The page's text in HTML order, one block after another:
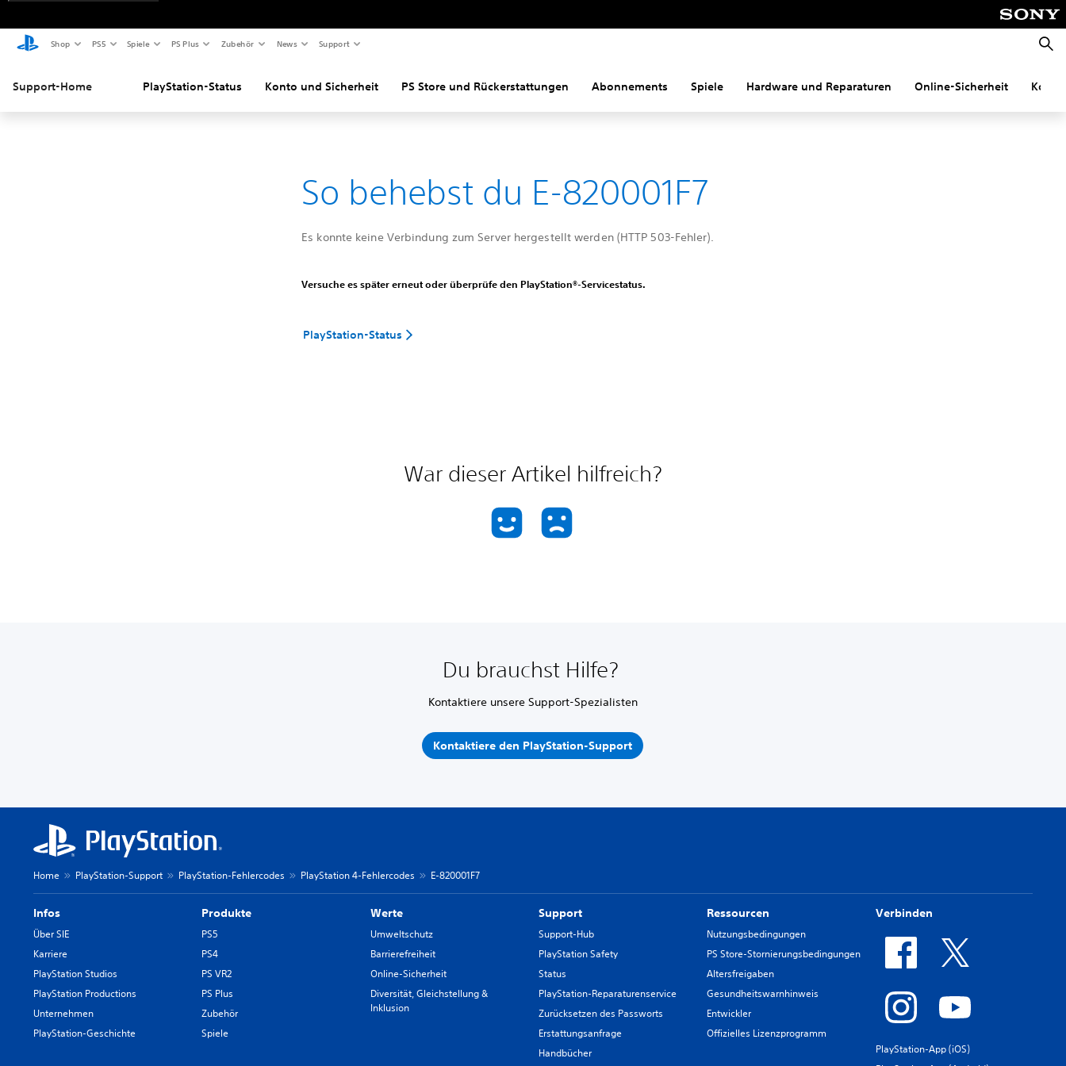
Shop PS5 Spiele PS Plus Zubehör News Support
Support-Home PlayStation-Status Konto und Sicherheit PS Store und Rückerstattungen Abonnements Spiele Hardware und Reparaturen Online-Sicherheit
So behebst du E-820001F7
Es konnte keine Verbindung zum Server hergestellt werden (HTTP 503-Fehler).
Versuche es später erneut oder überprüfe den PlayStation®-Servicestatus.
PlayStation-Status
War dieser Artikel hilfreich?
Du brauchst Hilfe?
Kontaktiere unsere Support-Spezialisten
Kontaktiere den PlayStation-Support
Home PlayStation-Support PlayStation-Fehlercodes PlayStation 4-Fehlercodes E-820001F7
Infos
Über SIE
Karriere
PlayStation Studios
PlayStation Productions
Unternehmen
PlayStation-Geschichte
Produkte
PS5
PS4
PS VR2
PS Plus
Zubehör
Spiele
Werte
Umweltschutz
Barrierefreiheit
Online-Sicherheit
Diversität, Gleichstellung &
Inklusion
Support
Support-Hub
PlayStation Safety
Status
PlayStation-Reparaturenservice
Zurücksetzen des Passworts
Erstattungsanfrage
Handbücher
Ressourcen
Nutzungsbedingungen
PS Store-Stornierungsbedingungen
Altersfreigaben
Gesundheitswarnhinweis
Entwickler
Offizielles Lizenzprogramm
Verbinden
PlayStation-App (iOS)